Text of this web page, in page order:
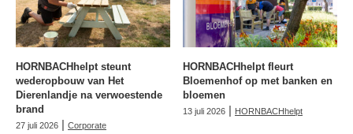
HORNBACHhelpt steunt
wederopbouw van Het
Dierenlandje na verwoestende
brand
27 juli 2026 | Corporate
HORNBACHhelpt fleurt
Bloemenhof op met banken en
bloemen
13 juli 2026 | HORNBACHhelpt